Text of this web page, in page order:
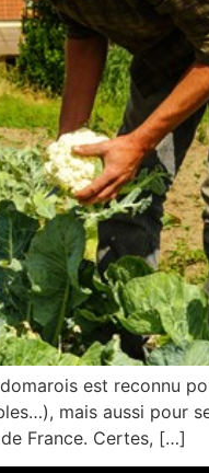
est reconnu
mais aussi pour
France. Certes, […]